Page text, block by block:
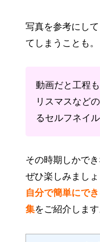
写真を参考にし
てしまうことも。
動画だと工程
リスマスなど
るセルフネイ
その時期しかで
ぜひ楽しみましょ
自分で簡単にで
集をご紹介します